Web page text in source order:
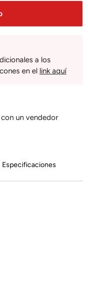
a los
en el link aquí
un vendedor
Especificaciones